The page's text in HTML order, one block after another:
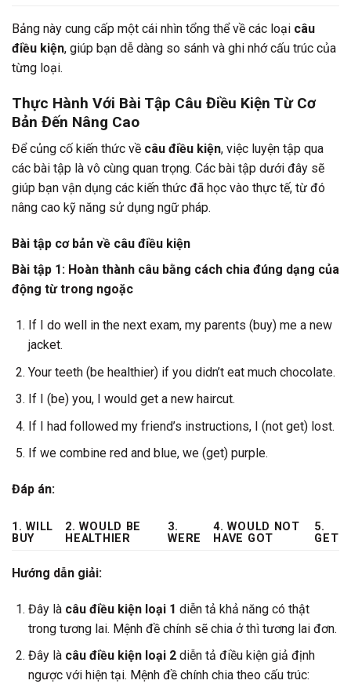
Bảng này cung cấp một cái nhìn tổng thể về các loại câu
điều kiện, giúp bạn dễ dàng so sánh và ghi nhớ cấu trúc của
từng loại.
Thực Hành Với Bài Tập Câu Điều Kiện Từ Cơ
Bản Đến Nâng Cao
Để củng cố kiến thức về câu điều kiện, việc luyện tập qua
các bài tập là vô cùng quan trọng. Các bài tập dưới đây sẽ
giúp bạn vận dụng các kiến thức đã học vào thực tế, từ đó
nâng cao kỹ năng sử dụng ngữ pháp.
Bài tập cơ bản về câu điều kiện
Bài tập 1: Hoàn thành câu bằng cách chia đúng dạng của
động từ trong ngoặc
If I do well in the next exam, my parents (buy) me a new
jacket.
Your teeth (be healthier) if you didn’t eat much chocolate.
If I (be) you, I would get a new haircut.
If I had followed my friend’s instructions, I (not get) lost.
If we combine red and blue, we (get) purple.
Đáp án:
1. WILL
BUY
2. WOULD BE
HEALTHIER
3.
WERE
4. WOULD NOT
HAVE GOT
5.
GET
Hướng dẫn giải:
Đây là câu điều kiện loại 1 diễn tả khả năng có thật
trong tương lai. Mệnh đề chính sẽ chia ở thì tương lai đơn.
Đây là câu điều kiện loại 2diễn tả điều kiện giả định
ngược với hiện tại. Mệnh đề chính chia theo cấu trúc: